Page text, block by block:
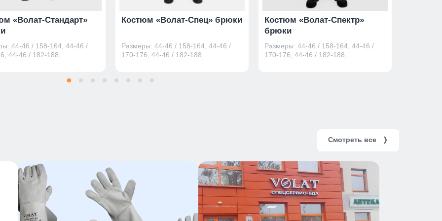
«Волат-Стандарт»
44-46 / 158-164, 44-46 /
44-46 / 182-188, ...
Костюм «Волат-Спец» брюки
Размеры: 44-46 / 158-164, 44-46 /
170-176, 44-46 / 182-188, ...
Костюм «Волат-Спектр»
брюки
Размеры: 44-46 / 158-164, 44-46 /
170-176, 44-46 / 182-188, ...
Смотреть все ❭